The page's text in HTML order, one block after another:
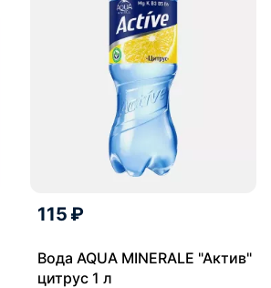
115 ₽
Вода AQUA MINERALE "Актив"
цитрус 1 л